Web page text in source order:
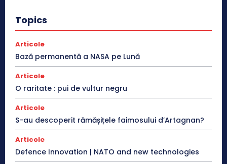
Topics
Articole
Bază permanentă a NASA pe Lună
Articole
O raritate : pui de vultur negru
Articole
S-au descoperit rămășițele faimosului d’Artagnan?
Articole
Defence Innovation | NATO and new technologies